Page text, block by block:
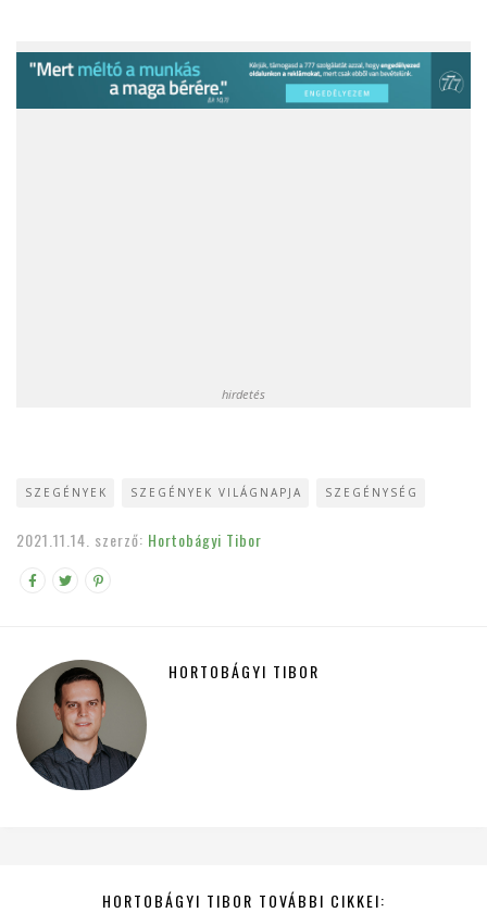
hirdetés
SZEGÉNYEK SZEGÉNYEK VILÁGNAPJA SZEGÉNYSÉG
2021.11.14. szerző: Hortobágyi Tibor
HORTOBÁGYI TIBOR
HORTOBÁGYI TIBOR TOVÁBBI CIKKEI: